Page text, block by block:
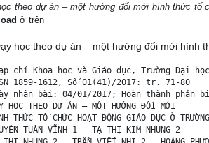
theo dự án – một hướng đổi mới hình thức tổ
ở trên
học theo dự án – một hướng đổi mới hình
chí Khoa học và Giáo dục, Trường Đại
1859-1612, Số 01(41)/2017: tr. 71-80
nhận bài: 04/01/2017; Hoàn thành phản
HỌC THEO DỰ ÁN – MỘT HƯỚNG ĐỔI MỚI
THỨC TỔ CHỨC HOẠT ĐỘNG GIÁO DỤC Ở
TUẤN VĨNH 1 - TẠ THỊ KIM NHUNG 2